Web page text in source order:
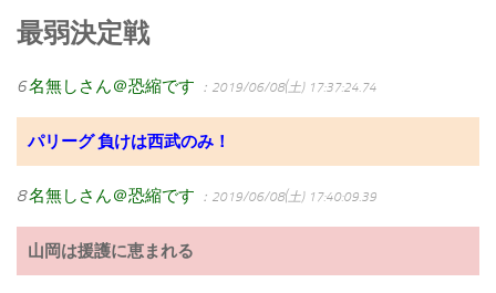
最弱決定戦
6名無しさん＠恐縮です ：2019/06/08(土) 17:37:24.74
パリーグ 負けは西武のみ！
8名無しさん＠恐縮です ：2019/06/08(土) 17:40:09.39
山岡は援護に恵まれる